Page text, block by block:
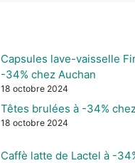
Capsules lave-vaisselle
-34% chez Auchan
18 octobre 2024
Têtes brulées à -34%
18 octobre 2024
Caffè latte de Lactel à -